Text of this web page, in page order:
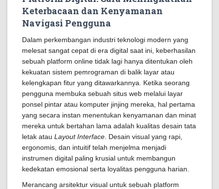
Keterbacaan dan Kenyamanan
Navigasi Pengguna
Dalam perkembangan industri teknologi modern yang
melesat sangat cepat di era digital saat ini, keberhasilan
sebuah platform online tidak lagi hanya ditentukan oleh
kekuatan sistem pemrograman di balik layar atau
kelengkapan fitur yang ditawarkannya. Ketika seorang
pengguna membuka sebuah situs web melalui layar
ponsel pintar atau komputer jinjing mereka, hal pertama
yang secara instan menentukan kenyamanan dan minat
mereka untuk bertahan lama adalah kualitas desain tata
letak atau Layout Interface . Desain visual yang rapi,
ergonomis, dan intuitif telah menjelma menjadi
instrumen digital paling krusial untuk membangun
kedekatan emosional serta loyalitas pengguna harian.
Merancang arsitektur visual untuk sebuah platform